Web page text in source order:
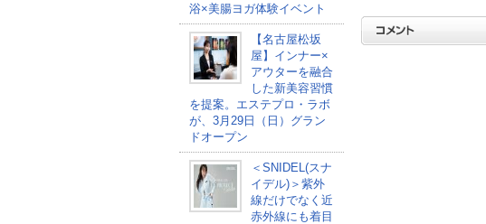
浴×美腸ヨガ体験イベント
【名古屋松坂
屋】インナー×
アウターを融合
した新美容習慣
を提案。エステプロ・ラボ
が、3月29日（日）グラン
ドオープン
＜SNIDEL(スナ
イデル)＞紫外
線だけでなく近
赤外線にも着目